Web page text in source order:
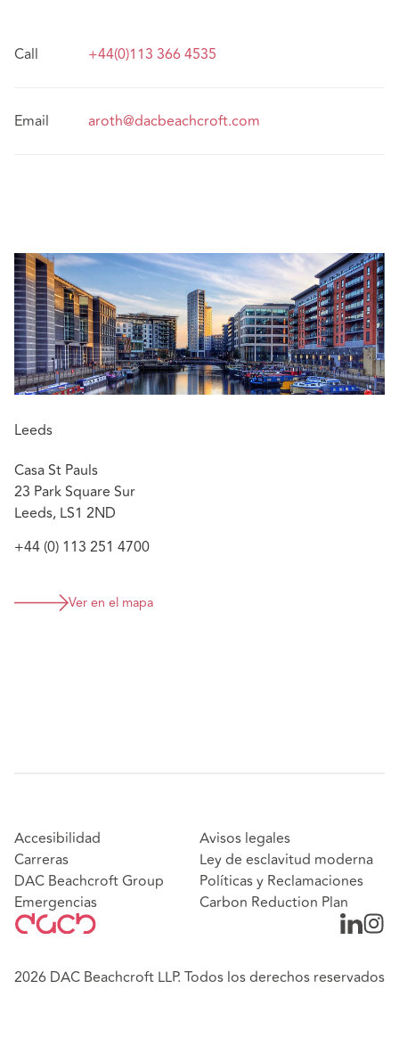
Call +44(0)113 366 4535
Email aroth@dacbeachcroft.com
Leeds
Casa St Pauls
23 Park Square Sur
Leeds, LS1 2ND
+44 (0) 113 251 4700
Ver en el mapa
Accesibilidad
Carreras
DAC Beachcroft Group
Emergencias
Avisos legales
Ley de esclavitud moderna
Políticas y Reclamaciones
Carbon Reduction Plan
2026 DAC Beachcroft LLP. Todos los derechos reservados